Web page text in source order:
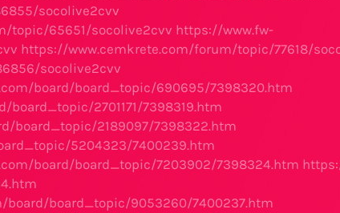
socolive2cvv
topic/65651/socolive2cvv https://www.fw-
https://www.cemkrete.com/forum/topic/77618/
socolive2cvv
board/board_topic/690695/7398320.htm
2701171/7398319.htm
board_topic/2189097/7398322.htm
5204323/7400239.htm
board/board_topic/7203902/7398324.htm
board/board_topic/9053260/7400237.htm